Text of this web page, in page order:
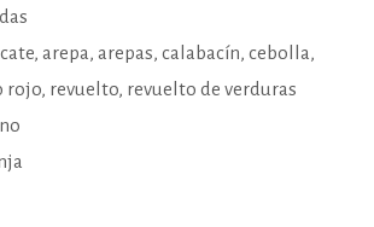
,arepa,arepas,calabacín,cebolla,
rojo, revuelto, revuelto de verduras